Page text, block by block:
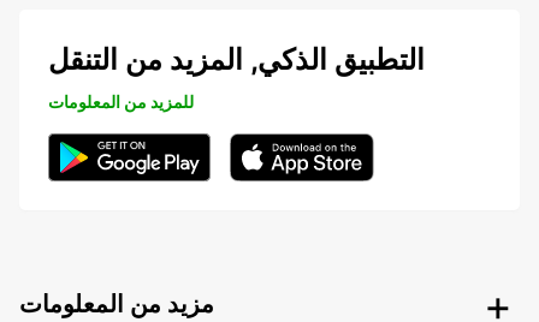
التطبيق الذكي, المزيد من التنقل
للمزيد من المعلومات
مزيد من المعلومات